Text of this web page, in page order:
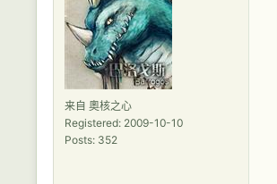
来自 奧核之心
Registered: 2009-10-10
Posts: 352